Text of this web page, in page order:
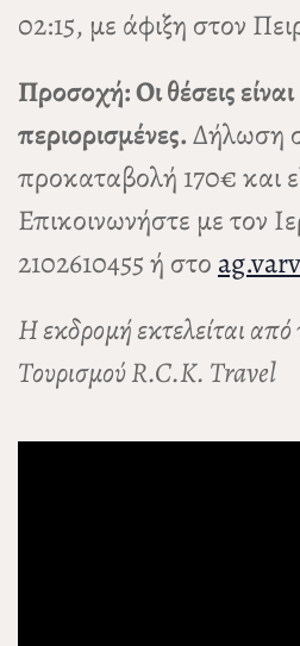
02:15, με άφιξη στον
Προσοχή: Οι θέσεις είναι
περιορισμένες.Δήλωση
προκαταβολή 170€ και
Επικοινωνήστε με τον
2102610455 ή στο
Η εκδρομή εκτελείται από
Τουρισμού R.C.K. Travel